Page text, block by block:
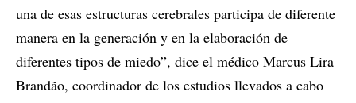
una de esas estructuras cerebrales participa de diferente
manera en la generación y en la elaboración de
diferentes tipos de miedo”, dice el médico Marcus Lira
Brandão, coordinador de los estudios llevados a cabo